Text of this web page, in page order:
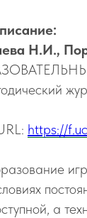
Н.И.,
https://
а